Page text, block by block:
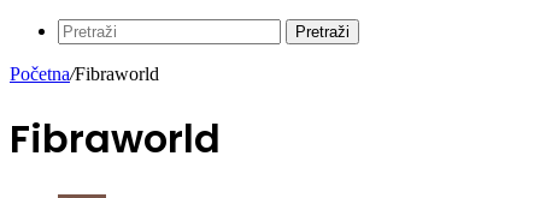
Pretraži
Početna/Fibraworld
Fibraworld